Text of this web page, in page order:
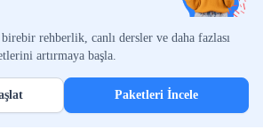
rehberlik, canlı dersler ve daha fazlası
artırmaya başla.
Paketleri İncele